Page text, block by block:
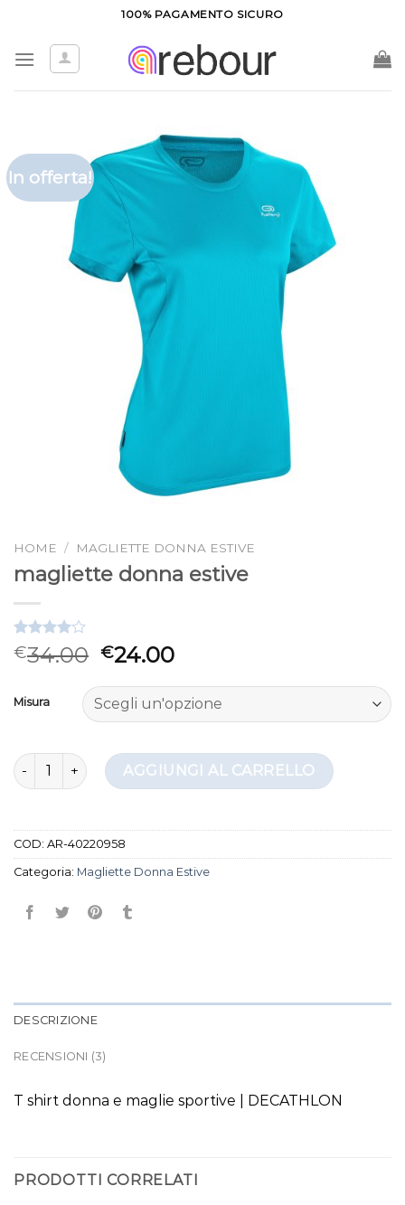
contenuti
100% PAGAMENTO SICURO
In offerta!
HOME / MAGLIETTE DONNA ESTIVE
magliette donna estive
Valutato
4.00su
3
recensioni
€34.00 €24.00
Misura
magliette donna estive quantità
AGGIUNGI AL CARRELLO
COD: AR-40220958
Categoria: Magliette Donna Estive
DESCRIZIONE
RECENSIONI (3)
T shirt donna e maglie sportive | DECATHLON
PRODOTTI CORRELATI